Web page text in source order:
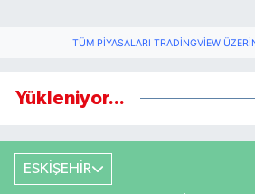
TÜM PIYASALARI TRADINGVIEW
Yükleniyor...
ESKİŞEHİR